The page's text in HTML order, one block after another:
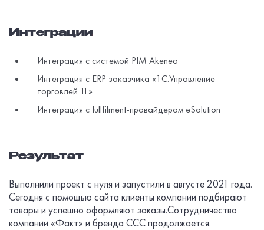
Интеграции
Интеграция с системой PIM Akeneo
Интеграция с ERP заказчика «1С:Управление
торговлей 11»
Интеграция с fullfilment-провайдером eSolution
Результат
Выполнили проект с нуля и запустили в августе 2021 года.
Сегодня с помощью сайта клиенты компании подбирают
товары и успешно оформляют заказы.Сотрудничество
компании «Факт» и бренда ССС продолжается.